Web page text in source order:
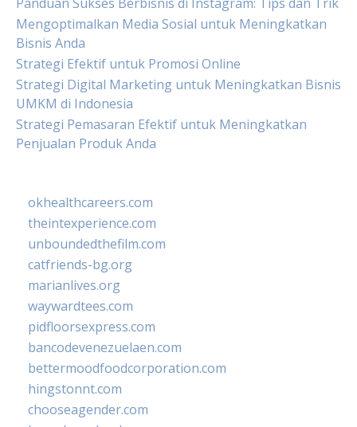
Mengoptimalkan Media Sosial untuk Meningkatkan
Bisnis Anda
Strategi Efektif untuk Promosi Online
Strategi Digital Marketing untuk Meningkatkan Bisnis
UMKM di Indonesia
Strategi Pemasaran Efektif untuk Meningkatkan
Penjualan Produk Anda
okhealthcareers.com
theintexperience.com
unboundedthefilm.com
catfriends-bg.org
marianlives.org
waywardtees.com
pidfloorsexpress.com
bancodevenezuelaen.com
bettermoodfoodcorporation.com
hingstonnt.com
chooseagender.com